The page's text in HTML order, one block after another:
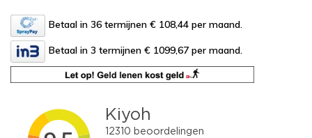
Betaal in 36 termijnen € 108,44 per maand.
Betaal in 3 termijnen € 1099,67 per maand.